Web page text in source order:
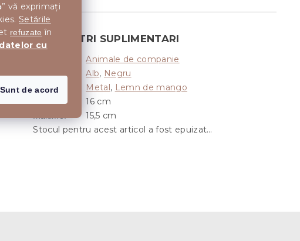
” vă exprimați
Setările
refuzate în
cu
Sunt de acord
PARAMETRI SUPLIMENTARI
Animale de companie
Alb, Negru
Material Metal, Lemn de mango
Diametru 16 cm
15,5 cm
Stocul pentru acest articol a fost epuizat…